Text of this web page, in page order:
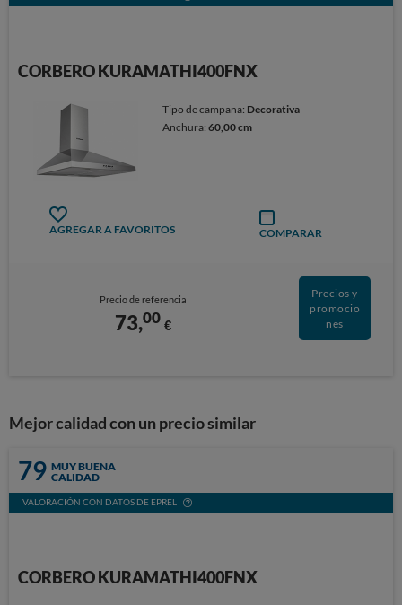
CORBERO KURAMATHI400FNX
Tipo de campana: Decorativa
Anchura:60,00 cm
AGREGAR A FAVORITOS COMPARAR
Precio de referencia
73,00 €
Precios y
promocio
nes
Mejor calidad con un precio similar
79 MUY BUENA
CALIDAD
VALORACIÓN CON DATOS DE EPREL
CORBERO KURAMATHI400FNX